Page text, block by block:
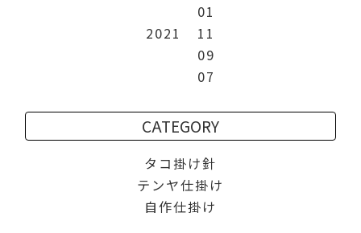
01
2021
11
09
07
CATEGORY
タコ掛け針
テンヤ仕掛け
自作仕掛け